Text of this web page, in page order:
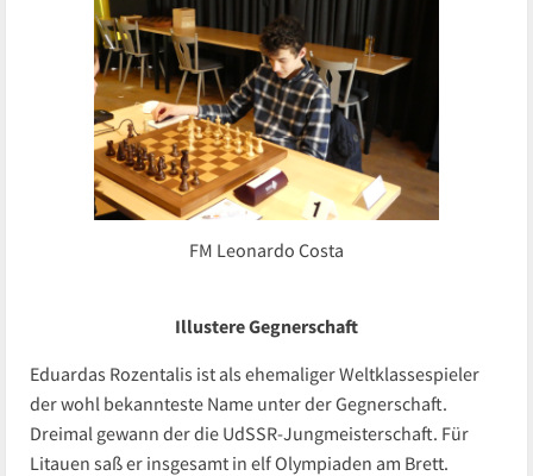
FM Leonardo Costa
Illustere Gegnerschaft
Eduardas Rozentalis ist als ehemaliger Weltklassespieler
der wohl bekannteste Name unter der Gegnerschaft.
Dreimal gewann der die UdSSR-Jungmeisterschaft. Für
Litauen saß er insgesamt in elf Olympiaden am Brett.